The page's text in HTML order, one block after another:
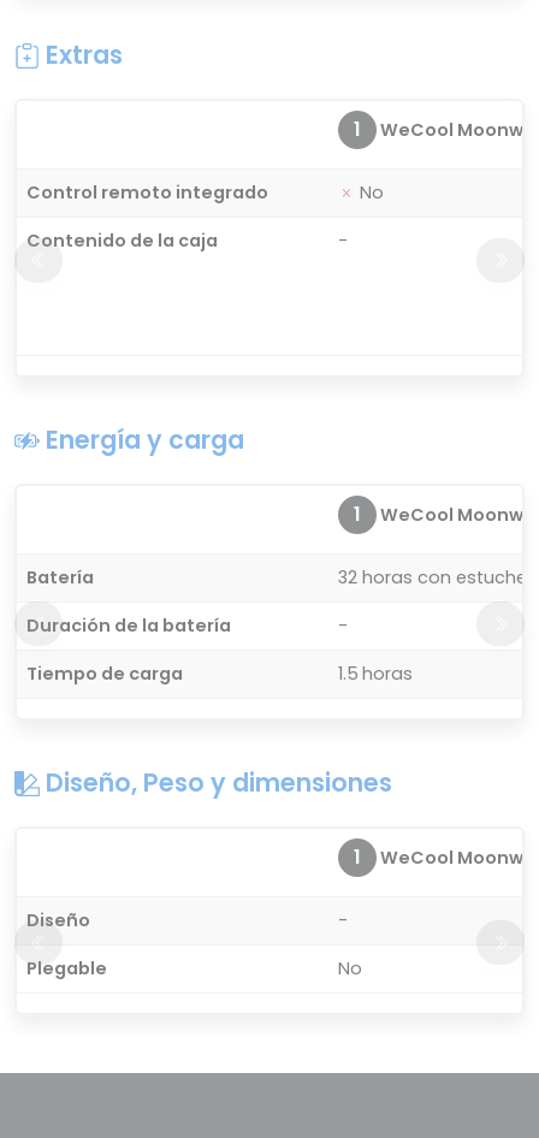
Extras
1 WeCool
Control remoto integrado
No
Contenido de la caja
-
Energía y carga
1 WeCool
Batería
32 horas con estuche
Duración de la batería
-
Tiempo de carga
1.5 horas
Diseño, Peso y dimensiones
1 WeCool
Diseño
-
Plegable
No